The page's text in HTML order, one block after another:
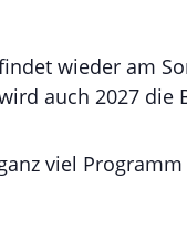
wieder am
auch 2027
viel